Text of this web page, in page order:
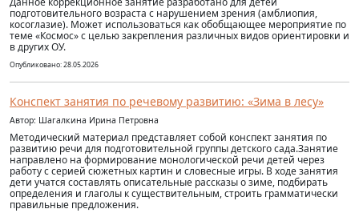
подготовительного возраста с нарушением зрения (амблиопия,
косоглазие). Может использоваться как обобщающее мероприятие по
теме «Космос» с целью закрепления различных видов ориентировки и
в других ОУ.
Опубликовано: 28.05.2026
Конспект занятия по речевому развитию: «Зима в лесу»
Автор: Шагалкина Ирина Петровна
Методический материал представляет собой конспект занятия по
развитию речи для подготовительной группы детского сада.Занятие
направлено на формирование монологической речи детей через
работу с серией сюжетных картин и словесные игры. В ходе занятия
дети учатся составлять описательные рассказы о зиме, подбирать
определения и глаголы к существительным, строить грамматически
правильные предложения.